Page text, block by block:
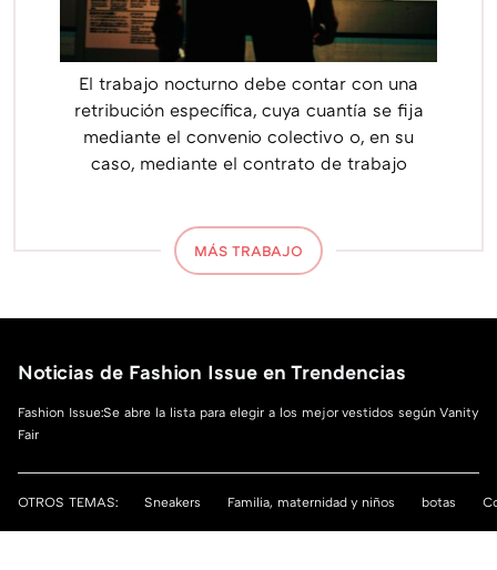
El trabajo nocturno debe contar con una
retribución específica, cuya cuantía se fija
mediante el convenio colectivo o, en su
caso, mediante el contrato de trabajo
MÁS TRABAJO
Noticias de Fashion Issue en Trendencias
Fashion Issue:Se abre la lista para elegir a los mejor vestidos según Vanity
Fair
OTROS TEMAS: Sneakers Familia, maternidad y niños botas